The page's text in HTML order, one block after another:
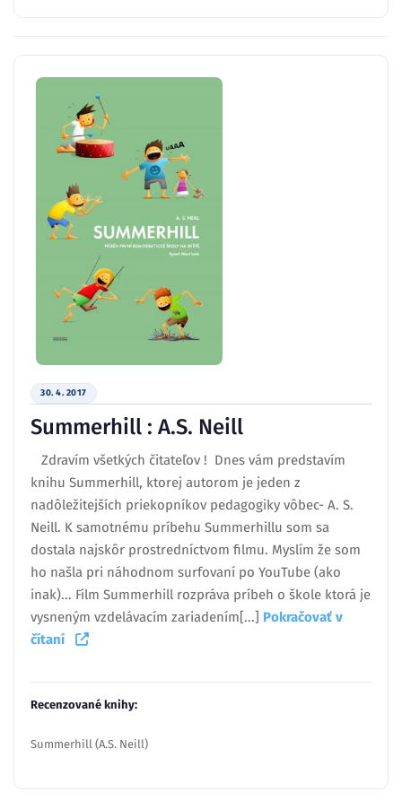
30. 4. 2017
Summerhill : A.S. Neill
Zdravím všetkých čitateľov ! Dnes vám predstavím
knihu Summerhill, ktorej autorom je jeden z
nadôležitejších priekopníkov pedagogiky vôbec- A. S.
Neill. K samotnému príbehu Summerhillu som sa
dostala najskôr prostredníctvom filmu. Myslím že som
ho našla pri náhodnom surfovaní po YouTube (ako
inak)... Film Summerhill rozpráva príbeh o škole ktorá je
vysneným vzdelávacím zariadením[...] Pokračovať v
čítaní
Recenzované knihy:
Summerhill (A.S. Neill)